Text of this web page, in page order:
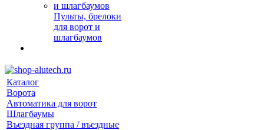
Пульты, брелоки
для ворот и
шлагбаумов
Каталог
Ворота
Автоматика для ворот
Шлагбаумы
Въездная группа / въездные